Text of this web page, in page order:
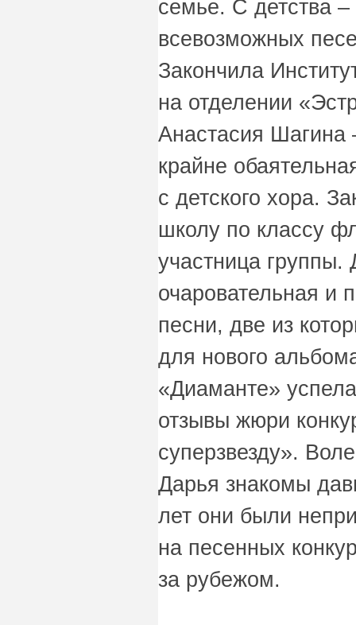
семье. С детства –
всевозможных
Закончила
на отделении
Анастасия Шагина
крайне
с детского хора.
школу по классу
участница
очаровательная и
песни, две из
для нового
«Диаманте»
отзывы жюри
суперзвезду».
Дарья знакомы
лет они были
на песенных
за рубежом.